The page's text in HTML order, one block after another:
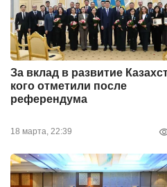
За вклад в развитие
кого отметили после
референдума
18 марта, 22:39